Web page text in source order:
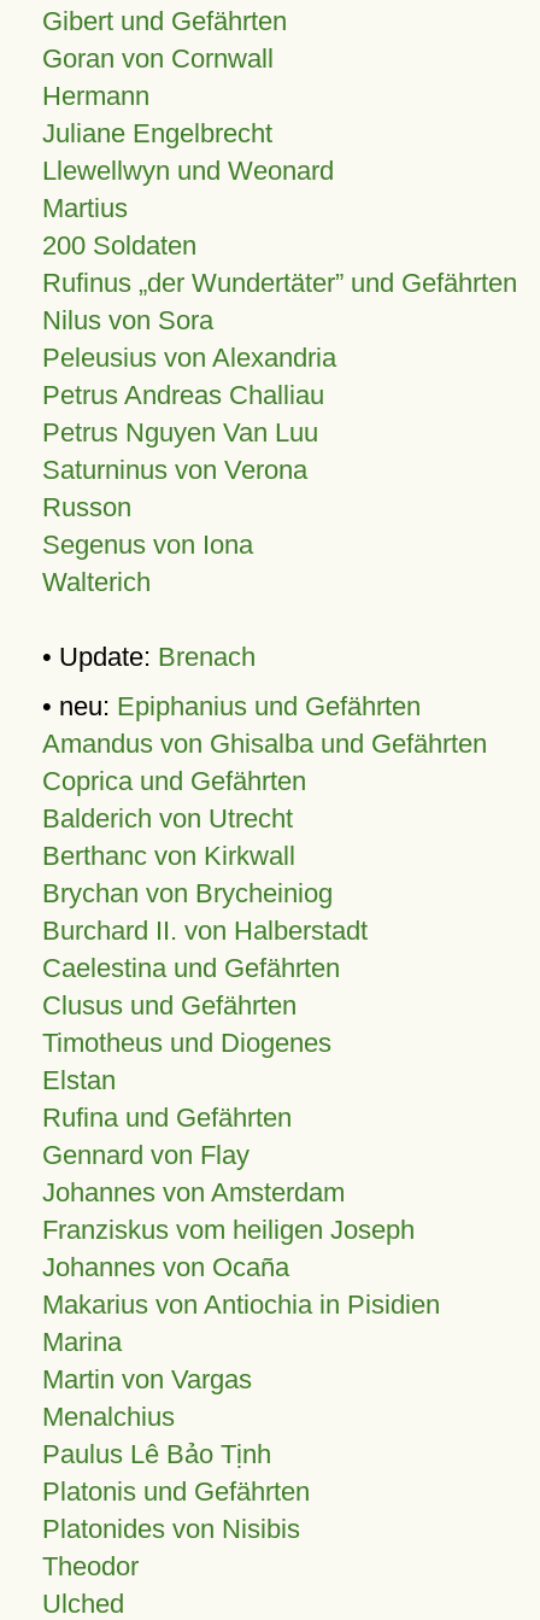
Gibert und Gefährten
Goran von Cornwall
Hermann
Juliane Engelbrecht
Llewellwyn und Weonard
Martius
200 Soldaten
Rufinus „der Wundertäter” und Gefährten
Nilus von Sora
Peleusius von Alexandria
Petrus Andreas Challiau
Petrus Nguyen Van Luu
Saturninus von Verona
Russon
Segenus von Iona
Walterich
• Update: Brenach
• neu: Epiphanius und Gefährten
Amandus von Ghisalba und Gefährten
Coprica und Gefährten
Balderich von Utrecht
Berthanc von Kirkwall
Brychan von Brycheiniog
Burchard II. von Halberstadt
Caelestina und Gefährten
Clusus und Gefährten
Timotheus und Diogenes
Elstan
Rufina und Gefährten
Gennard von Flay
Johannes von Amsterdam
Franziskus vom heiligen Joseph
Johannes von Ocaña
Makarius von Antiochia in Pisidien
Marina
Martin von Vargas
Menalchius
Paulus Lê Bảo Tịnh
Platonis und Gefährten
Platonides von Nisibis
Theodor
Ulched